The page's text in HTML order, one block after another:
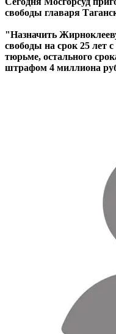
свободы главаря
"Назначить
свободы на срок 25 лет
тюрьме, остального
штрафом 4 миллиона